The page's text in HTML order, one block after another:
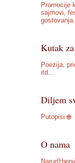
Promocije
sajmovi,
gostovanja.
Kutak
Poezija,
itd...
Diljem
Putopisi 🌐
O nama